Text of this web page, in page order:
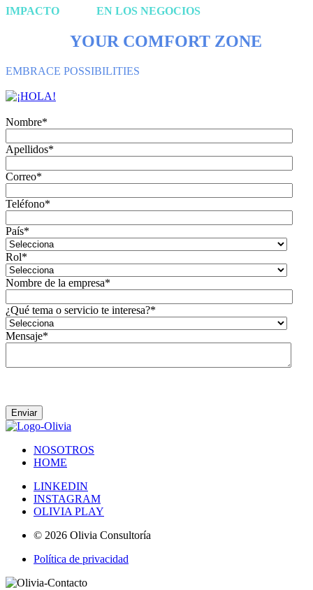
IMPACTO EN LOS NEGOCIOS
YOUR COMFORT ZONE
EMBRACE POSSIBILITIES
Nombre*
Apellidos*
Correo*
Teléfono*
País*
Rol*
Nombre de la empresa*
¿Qué tema o servicio te interesa?*
Mensaje*
NOSOTROS
HOME
LINKEDIN
INSTAGRAM
OLIVIA PLAY
© 2026 Olivia Consultoría
Política de privacidad